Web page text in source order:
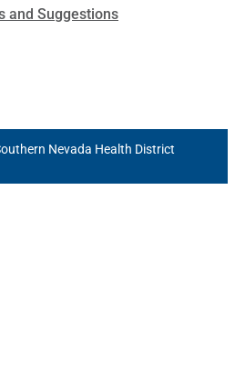
and Suggestions
Nevada Health District